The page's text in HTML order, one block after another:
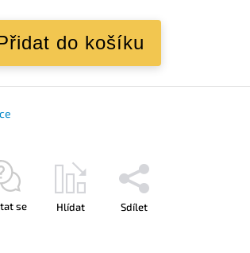
do košíku
se Hlídat Sdílet